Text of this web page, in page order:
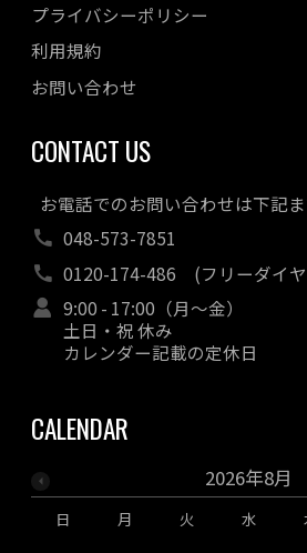
プライバシーポリシー
利用規約
お問い合わせ
CONTACT US
お電話でのお問い合わせは下記
048-573-7851
0120-174-486 (フリーダイ
9:00 - 17:00（月～金）
土日・祝 休み
カレンダー記載の定休日
CALENDAR
2026年8月
日 月 火 水